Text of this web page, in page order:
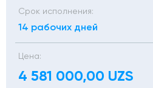
Срок исполнения:
14 рабочих дней
Цена:
4 581 000,00 UZS